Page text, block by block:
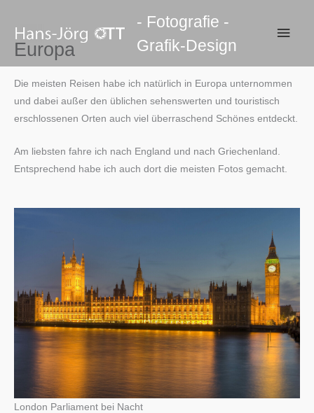
Inhalt
springen
- Fotografie -
Grafik-Design
Europa
Die meisten Reisen habe ich natürlich in Europa unternommen
und dabei außer den üblichen sehenswerten und touristisch
erschlossenen Orten auch viel überraschend Schönes entdeckt.
Am liebsten fahre ich nach England und nach Griechenland.
Entsprechend habe ich auch dort die meisten Fotos gemacht.
London Parliament bei Nacht